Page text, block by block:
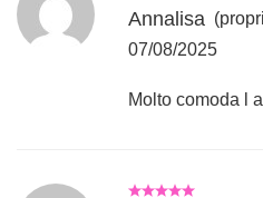
Annalisa
07/08/2025
Molto comoda l